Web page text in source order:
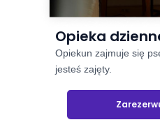
Opieka
Opiekun zajmuje się
jesteś zajęty.